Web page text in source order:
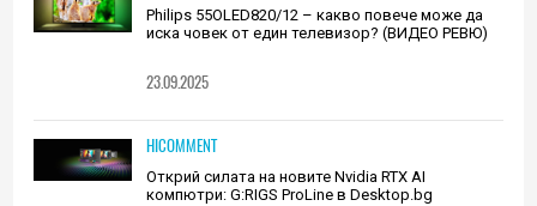
Philips 55OLED820/12 – какво повече може да
иска човек от един телевизор? (ВИДЕО РЕВЮ)
23.09.2025
HICOMMENT
Открий силата на новите Nvidia RTX AI
компютри: G:RIGS ProLine в Desktop.bg